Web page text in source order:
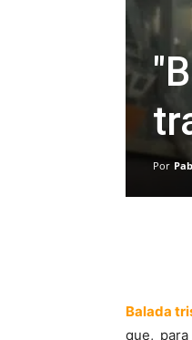
Por
Balada
que,